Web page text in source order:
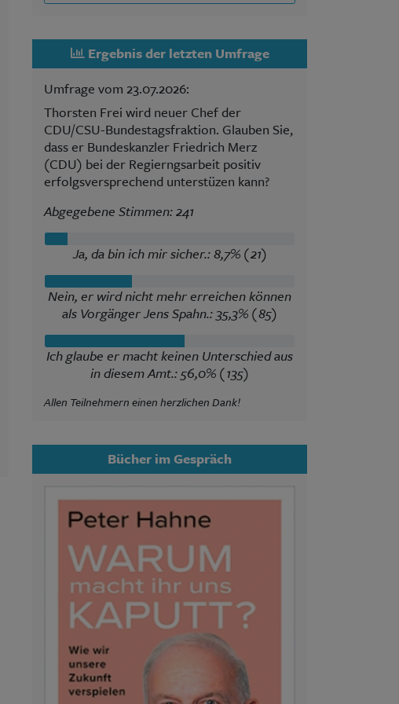
Ergebnis der letzten Umfrage
Umfrage vom 23.07.2026:
Thorsten Frei wird neuer Chef der
CDU/CSU-Bundestagsfraktion. Glauben Sie,
dass er Bundeskanzler Friedrich Merz
(CDU) bei der Regierngsarbeit positiv
erfolgsversprechend unterstüzen kann?
Abgegebene Stimmen: 241
Ja, da bin ich mir sicher.: 8,7% (21)
Nein, er wird nicht mehr erreichen können
als Vorgänger Jens Spahn.: 35,3% (85)
Ich glaube er macht keinen Unterschied aus
in diesem Amt.: 56,0% (135)
Allen Teilnehmern einen herzlichen Dank!
Bücher im Gespräch